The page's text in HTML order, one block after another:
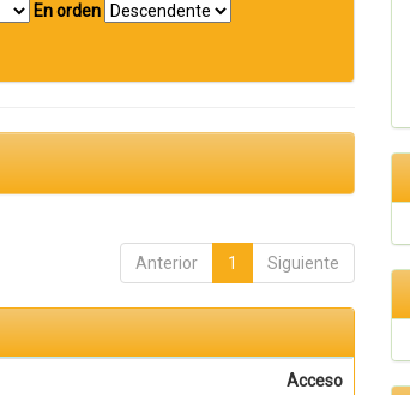
En orden
Anterior 1 Siguiente
Acceso